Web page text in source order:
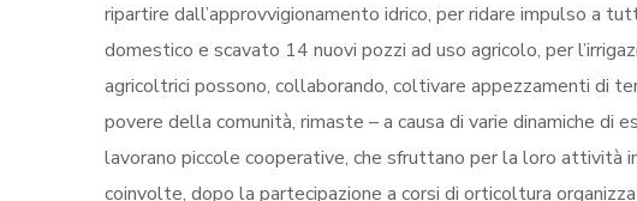
ripartire dall’approvvigionamento idrico, per ridare impulso a
domestico e scavato 14 nuovi pozzi ad uso agricolo, per
agricoltrici possono, collaborando, coltivare appezzamenti di
povere della comunità, rimaste – a causa di varie dinamiche di
lavorano piccole cooperative, che sfruttano per la loro attività
coinvolte, dopo la partecipazione a corsi di orticoltura